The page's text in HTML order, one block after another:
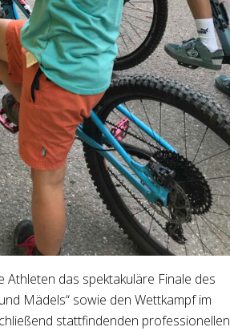
das spektakuläre Finale des
Mädels“ sowie den Wettkampf im
stattfindenden professionellen